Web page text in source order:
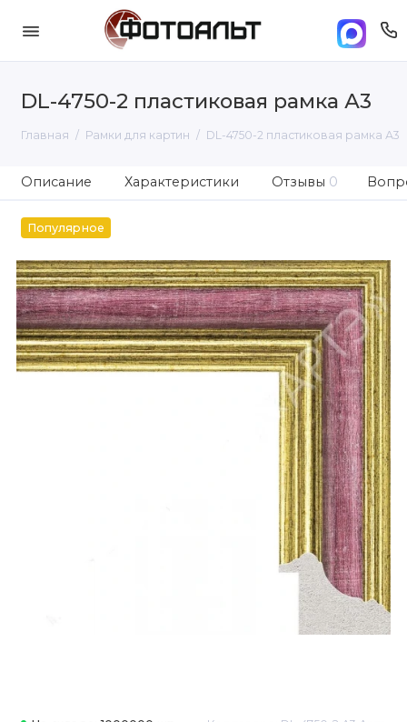
DL-4750-2 пластиковая рамка А3
Главная Рамки для картин DL-4750-2 пластиковая рамка А3
Описание Характеристики Отзывы 0
Популярное